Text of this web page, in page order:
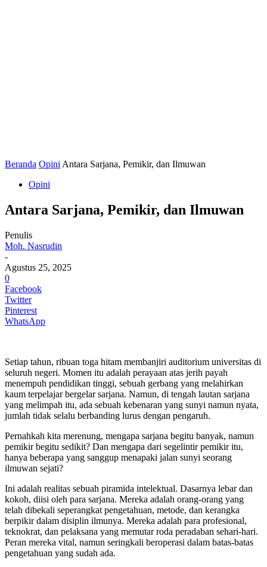
Beranda Opini Antara Sarjana, Pemikir, dan Ilmuwan
Opini
Antara Sarjana, Pemikir, dan Ilmuwan
Penulis
Moh. Nasrudin
-
Agustus 25, 2025
0
Facebook
Twitter
Pinterest
WhatsApp
Setiap tahun, ribuan toga hitam membanjiri auditorium universitas di
seluruh negeri. Momen itu adalah perayaan atas jerih payah
menempuh pendidikan tinggi, sebuah gerbang yang melahirkan
kaum terpelajar bergelar sarjana. Namun, di tengah lautan sarjana
yang melimpah itu, ada sebuah kebenaran yang sunyi namun nyata,
jumlah tidak selalu berbanding lurus dengan pengaruh.
Pernahkah kita merenung, mengapa sarjana begitu banyak, namun
pemikir begitu sedikit? Dan mengapa dari segelintir pemikir itu,
hanya beberapa yang sanggup menapaki jalan sunyi seorang
ilmuwan sejati?
Ini adalah realitas sebuah piramida intelektual. Dasarnya lebar dan
kokoh, diisi oleh para sarjana. Mereka adalah orang-orang yang
telah dibekali seperangkat pengetahuan, metode, dan kerangka
berpikir dalam disiplin ilmunya. Mereka adalah para profesional,
teknokrat, dan pelaksana yang memutar roda peradaban sehari-hari.
Peran mereka vital, namun seringkali beroperasi dalam batas-batas
pengetahuan yang sudah ada.